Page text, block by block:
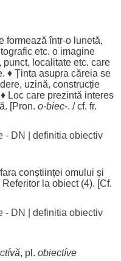
formează într-o lunetă,
etc. o imagine
punct, localitateetc. care
. ♦ Ținta asupra căreia se
, uzină, construcție
Loccare prezintă interes
. [Pron. o-biec-. / cf. fr.
- DN
definitia obiectiv
conștiinței omului și
Referitorla obiect(4). [Cf.
- DN
definitia obiectiv
, pl. obiectíve